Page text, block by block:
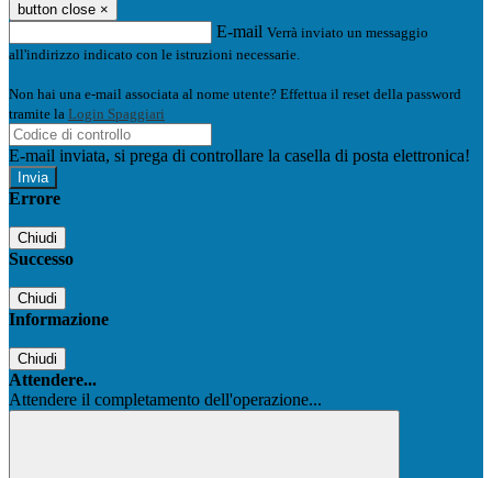
button close ×
E-mail Verrà inviato un messaggio
all'indirizzo indicato con le istruzioni necessarie.
Non hai una e-mail associata al nome utente? Effettua il reset della password
tramite la Login Spaggiari
E-mail inviata, si prega di controllare la casella di posta elettronica!
Errore
Chiudi
Successo
Chiudi
Informazione
Chiudi
Attendere...
Attendere il completamento dell'operazione...